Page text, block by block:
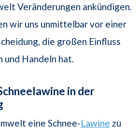
Veränderungen ankündigen.
wir uns unmittelbar vor einer
die großen Einfluss
und Handeln hat.
in der
eine Schnee-Lawine zu